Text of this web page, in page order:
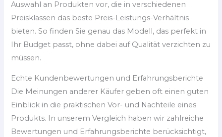
Auswahl an Produkten vor, die in verschiedenen
Preisklassen das beste Preis-Leistungs-Verhältnis
bieten. So finden Sie genau das Modell, das perfekt in
Ihr Budget passt, ohne dabei auf Qualität verzichten zu
müssen.
Echte Kundenbewertungen und Erfahrungsberichte
Die Meinungen anderer Käufer geben oft einen guten
Einblick in die praktischen Vor- und Nachteile eines
Produkts. In unserem Vergleich haben wir zahlreiche
Bewertungen und Erfahrungsberichte berücksichtigt,